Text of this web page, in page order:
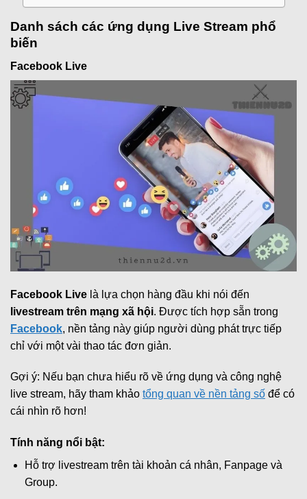
Danh sách các ứng dụng Live Stream phổ
biến
Facebook Live
Facebook Live là lựa chọn hàng đầu khi nói đến
livestream trên mạng xã hội. Được tích hợp sẵn trong
Facebook, nền tảng này giúp người dùng phát trực tiếp
chỉ với một vài thao tác đơn giản.
Gợi ý: Nếu bạn chưa hiểu rõ về ứng dụng và công nghệ
live stream, hãy tham khảo tổng quan về nền tảng số để có
cái nhìn rõ hơn!
Tính năng nổi bật:
Hỗ trợ livestream trên tài khoản cá nhân, Fanpage và
Group.